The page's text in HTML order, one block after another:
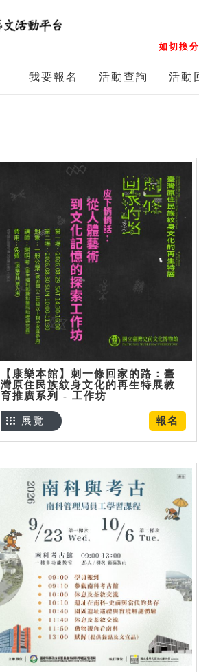
如切換
我要報名 活動查詢 活動
【康樂本館】刺一條回家的路：臺
灣原住民族紋身文化的再生特展教
育推廣系列 - 工作坊
報名
展覽